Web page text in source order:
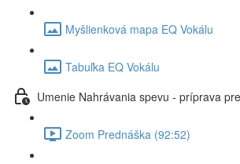
Myšlienková mapa EQ Vokálu
Tabuľka EQ Vokálu
Umenie Nahrávania spevu - príprava
Zoom Prednáška (92:52)